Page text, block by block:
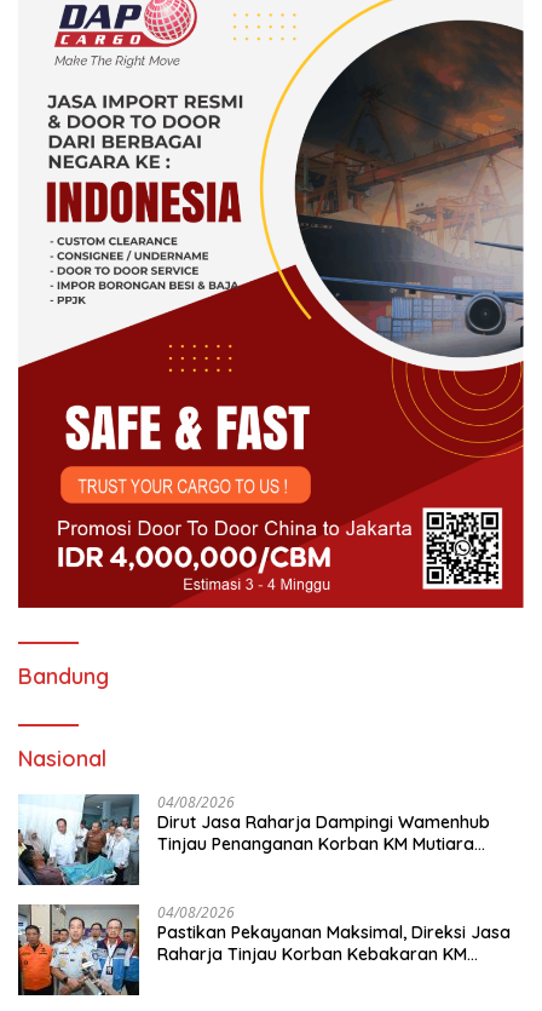
Bandung
Nasional
04/08/2026
Dirut Jasa Raharja Dampingi Wamenhub
Tinjau Penanganan Korban KM Mutiara
04/08/2026
Pastikan Pekayanan Maksimal, Direksi Jasa
Raharja Tinjau Korban Kebakaran KM